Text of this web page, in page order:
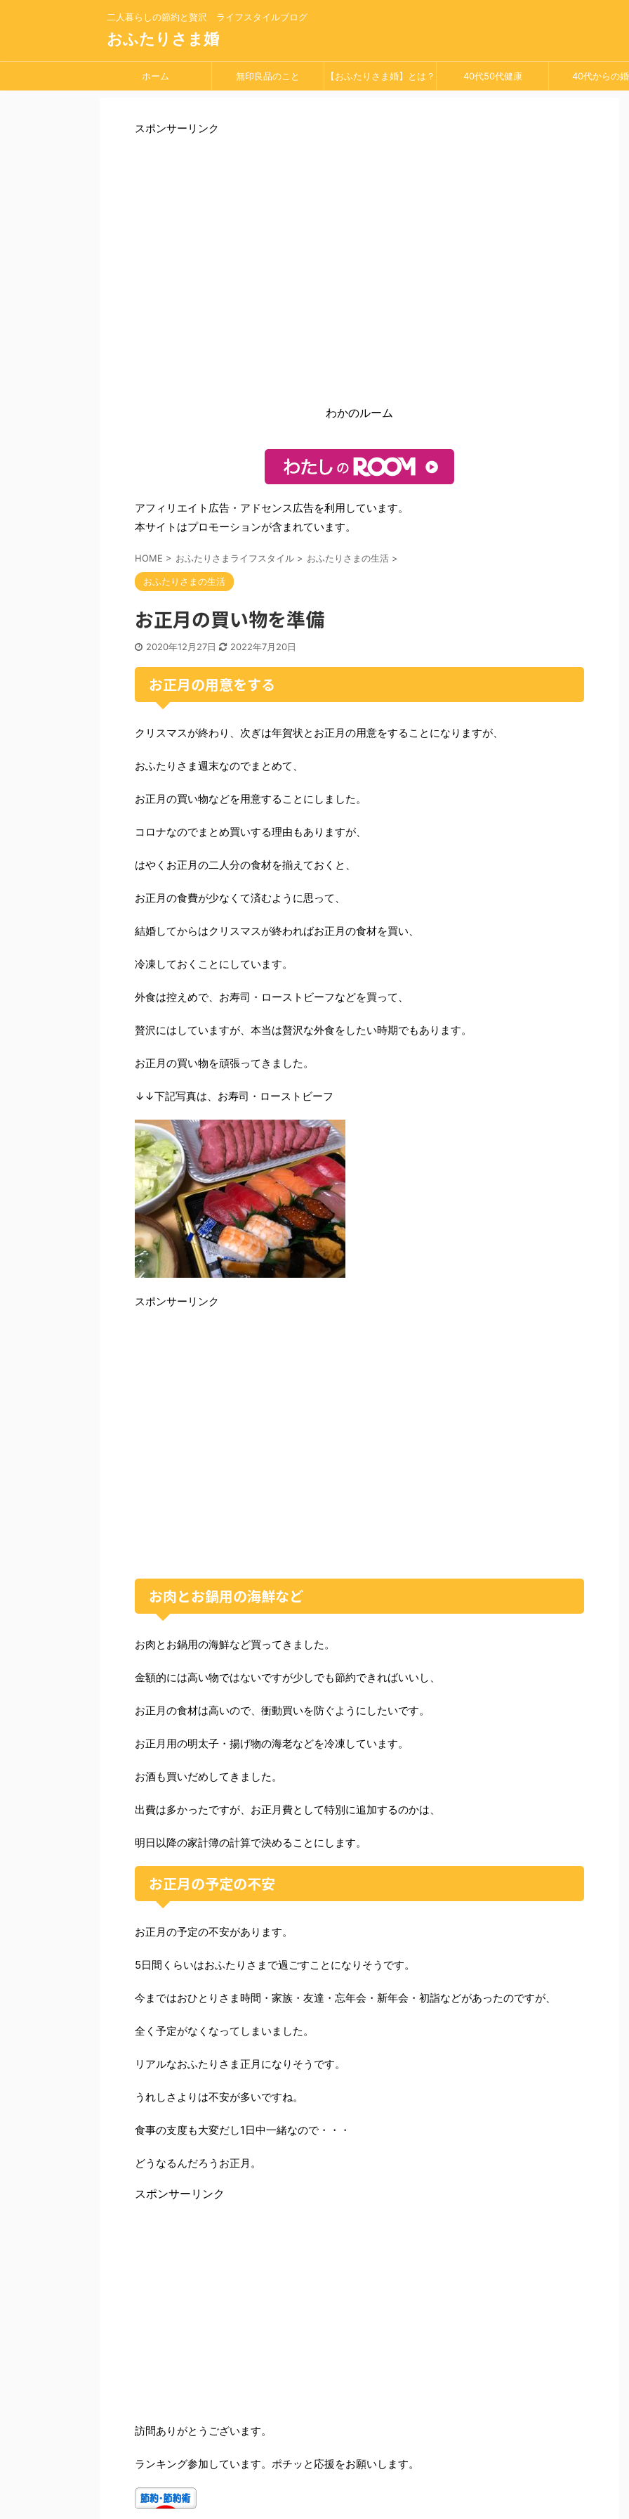
二人暮らしの節約と贅沢 ライフスタイルブログ
おふたりさま婚
ホーム 無印良品のこと 【おふたりさま婚】とは？ 40代50代健康 40代からの
スポンサーリンク
わかのルーム
アフィリエイト広告・アドセンス広告を利用しています。
本サイトはプロモーションが含まれています。
HOME > おふたりさまライフスタイル > おふたりさまの生活 >
おふたりさまの生活
お正月の買い物を準備
2020年12月27日 2022年7月20日
お正月の用意をする
クリスマスが終わり、次ぎは年賀状とお正月の用意をすることになりますが、
おふたりさま週末なのでまとめて、
お正月の買い物などを用意することにしました。
コロナなのでまとめ買いする理由もありますが、
はやくお正月の二人分の食材を揃えておくと、
お正月の食費が少なくて済むように思って、
結婚してからはクリスマスが終わればお正月の食材を買い、
冷凍しておくことにしています。
外食は控えめで、お寿司・ローストビーフなどを買って、
贅沢にはしていますが、本当は贅沢な外食をしたい時期でもあります。
お正月の買い物を頑張ってきました。
↓↓下記写真は、お寿司・ローストビーフ
スポンサーリンク
お肉とお鍋用の海鮮など
お肉とお鍋用の海鮮など買ってきました。
金額的には高い物ではないですが少しでも節約できればいいし、
お正月の食材は高いので、衝動買いを防ぐようにしたいです。
お正月用の明太子・揚げ物の海老などを冷凍しています。
お酒も買いだめしてきました。
出費は多かったですが、お正月費として特別に追加するのかは、
明日以降の家計簿の計算で決めることにします。
お正月の予定の不安
お正月の予定の不安があります。
5日間くらいはおふたりさまで過ごすことになりそうです。
今まではおひとりさま時間・家族・友達・忘年会・新年会・初詣などがあったのですが、
全く予定がなくなってしまいました。
リアルなおふたりさま正月になりそうです。
うれしさよりは不安が多いですね。
食事の支度も大変だし1日中一緒なので・・・
どうなるんだろうお正月。
スポンサーリンク
訪問ありがとうございます。
ランキング参加しています。ポチッと応援をお願いします。